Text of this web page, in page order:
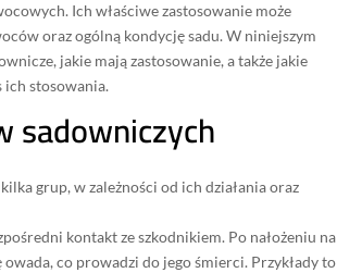
Ich właściwe zastosowanie może
oraz ogólną kondycję sadu. W niniejszym
jakie mają zastosowanie, a także jakie
ich stosowania.
sadowniczych
grup, w zależności od ich działania oraz
kontakt ze szkodnikiem. Po nałożeniu na
co prowadzi do jego śmierci. Przykłady to